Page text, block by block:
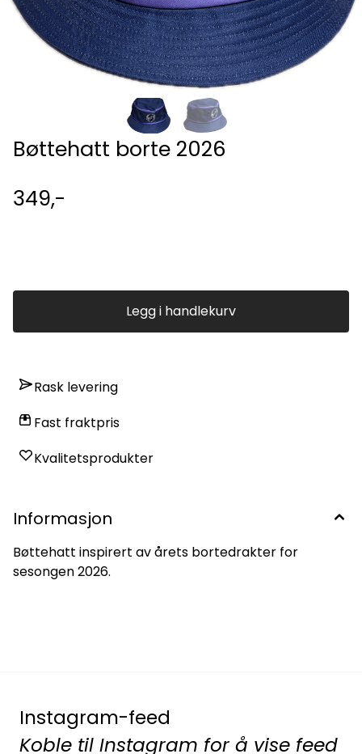
Bøttehatt borte 2026
349,-
Legg i handlekurv
Rask levering
Fast fraktpris
Kvalitetsprodukter
Informasjon
Bøttehatt inspirert av årets bortedrakter for
sesongen 2026.
Instagram-feed
Koble til Instagram for å vise feed